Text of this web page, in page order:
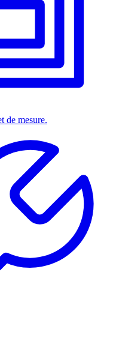
de mesure.